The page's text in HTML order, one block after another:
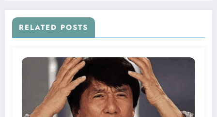
RELATED POSTS